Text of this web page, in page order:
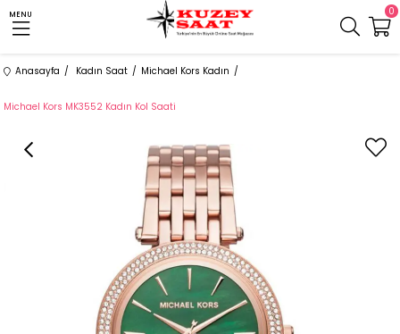
MENU 0
Anasayfa Kadın Saat Michael Kors Kadın
Michael Kors MK3552 Kadın Kol Saati